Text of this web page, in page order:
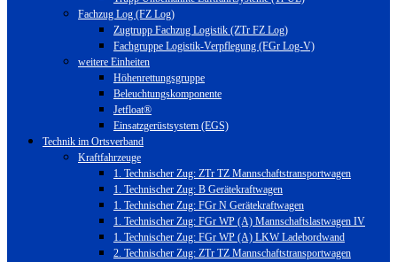
Fachzug Log (FZ Log)
Zugtrupp Fachzug Logistik (ZTr FZ Log)
Fachgruppe Logistik-Verpflegung (FGr Log-V)
weitere Einheiten
Höhenrettungsgruppe
Beleuchtungskomponente
Jetfloat®
Einsatzgerüstsystem (EGS)
Technik im Ortsverband
Kraftfahrzeuge
1. Technischer Zug: ZTr TZ Mannschaftstransportwagen
1. Technischer Zug: B Gerätekraftwagen
1. Technischer Zug: FGr N Gerätekraftwagen
1. Technischer Zug: FGr WP (A) Mannschaftslastwagen IV
1. Technischer Zug: FGr WP (A) LKW Ladebordwand
2. Technischer Zug: ZTr TZ Mannschaftstransportwagen